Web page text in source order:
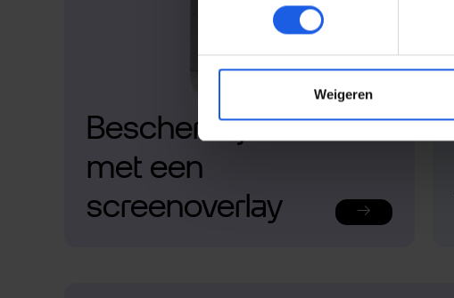
Weigeren
Bescherm je telefoon
met een
screenoverlay